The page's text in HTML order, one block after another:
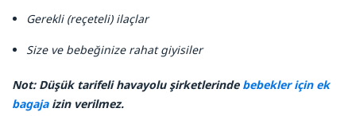
Gerekli (reçeteli) ilaçlar
Size ve bebeğinize rahat giyisiler
Not: Düşük tarifeli havayolu şirketlerinde bebekler için ek
bagajaizin verilmez.